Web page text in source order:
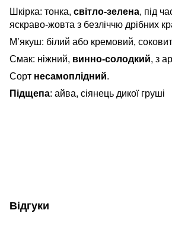
Шкірка: тонка, світло-зелена, під
яскраво-жовта з безліччю дрібних
М’якуш: білий або кремовий,
Смак: ніжний, винно-солодкий, з
Сорт несамоплідний.
Підщепа: айва, сіянець дикої груші
Відгуки